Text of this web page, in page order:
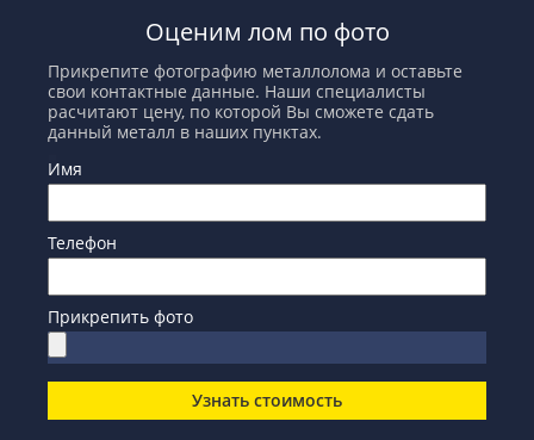
Оценим лом по фото
Прикрепите фотографию металлолома и оставьте
свои контактные данные. Наши специалисты
расчитают цену, по которой Вы сможете сдать
данный металл в наших пунктах.
Имя
Телефон
Прикрепить фото
Узнать стоимость